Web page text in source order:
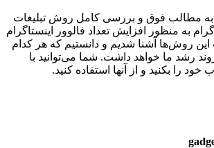
به مطالب فوق و بررسی کامل روش تبلیغات
به منظور افزایش تعداد فالوور اینستاگرام
این روش‌ها آشنا شدیم و دانستیم که هر کدام
روند رشد ما خواهد داشت. شما می‌توانید با
را بکنید و از آنها استفاده کنید.